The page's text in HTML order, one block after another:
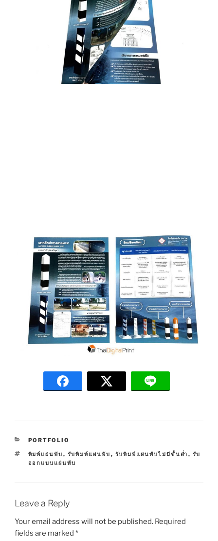
C
T
E
I
PORTFOLIO
T
A
พิมพ์แผ่นพับ , รับพิมพ์แผ่นพับ , รับพิมพ์แผ่นพับไม่มีขั้นต่ำ , รับ
ออกแบบแผ่นพับ
Leave a Reply
Your email address will not be published. Required
fields are marked *